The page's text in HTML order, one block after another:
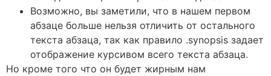
Возможно, вы заметили, что в нашем первом
абзаце больше нельзя отличить от остального
текста абзаца, так как правило .synopsis задает
отображение курсивом всего текста абзаца.
Но кроме того что он будет жирным нам